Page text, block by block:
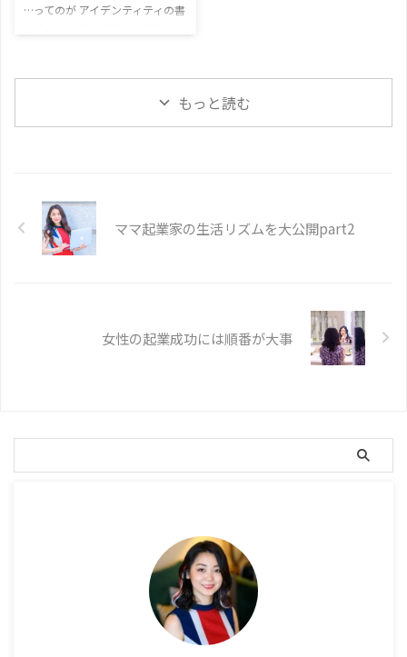
初から早い人だった笑
最後ま
言葉が ずっと忘れられなくて」
って ...
…ってのが アイデンティティの書
ンティティの書き換え」 ってなん
って思ってる人、きっ
が、行動も、現実も ぜんぶ決め
てる、って話です
例えばね。
自分がRPGゲームの「村人A」っ
もっと読む
ママ起業家の生活リズムを大公開part2
女性の起業成功には順番が大事